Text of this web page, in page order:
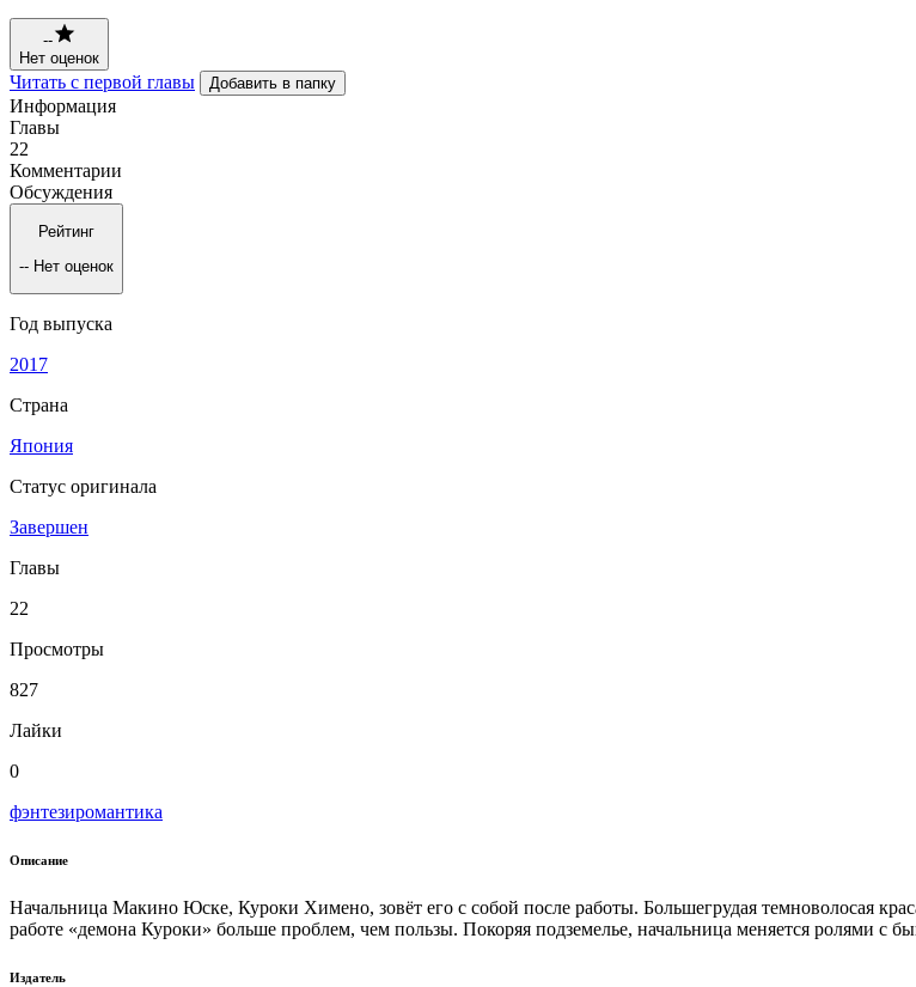
--
Нет оценок
Читать с первой главы Добавить в папку
Информация
Главы
22
Комментарии
Обсуждения
Рейтинг
-- Нет оценок
Год выпуска
2017
Страна
Япония
Статус оригинала
Завершен
Главы
22
Просмотры
827
Лайки
0
фэнтезиромантика
Описание
Начальница Макино Юске, Куроки Химено, зовёт его с собой после работы. Большегрудая темноволосая
работе «демона Куроки» больше проблем, чем пользы. Покоряя подземелье, начальница меняется ролями с
Издатель